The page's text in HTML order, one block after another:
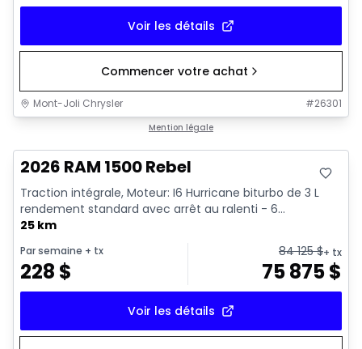
Voir les détails
Commencer votre achat
Mont-Joli Chrysler #26301
Mention légale
2026 RAM 1500 Rebel
Traction intégrale, Moteur: I6 Hurricane biturbo de 3 L
rendement standard avec arrêt au ralenti - 6...
25 km
Par semaine + tx
228 $
84 125$+ tx
75 875$
Voir les détails